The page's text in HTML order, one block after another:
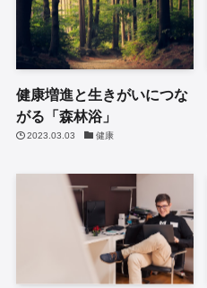
健康増進と生きがいにつな
がる「森林浴」
2023.03.03 健康